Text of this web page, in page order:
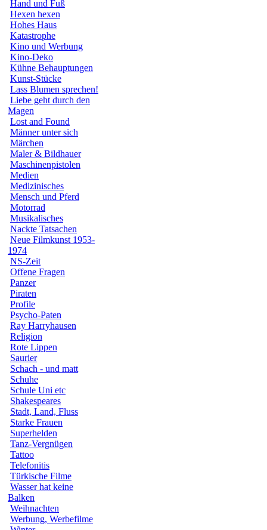
Hand und Fuß
Hexen hexen
Hohes Haus
Katastrophe
Kino und Werbung
Kino-Deko
Kühne Behauptungen
Kunst-Stücke
Lass Blumen sprechen!
Liebe geht durch den
Magen
Lost and Found
Männer unter sich
Märchen
Maler & Bildhauer
Maschinenpistolen
Medien
Medizinisches
Mensch und Pferd
Motorrad
Musikalisches
Nackte Tatsachen
Neue Filmkunst 1953-
1974
NS-Zeit
Offene Fragen
Panzer
Piraten
Profile
Psycho-Paten
Ray Harryhausen
Religion
Rote Lippen
Saurier
Schach - und matt
Schuhe
Schule Uni etc
Shakespeares
Stadt, Land, Fluss
Starke Frauen
Superhelden
Tanz-Vergnügen
Tattoo
Telefonitis
Türkische Filme
Wasser hat keine
Balken
Weihnachten
Werbung, Werbefilme